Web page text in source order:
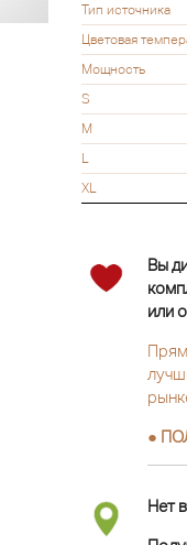
Тип источника
Цветовая
Мощность
S
M
L
XL
Вы
или
●
Нет